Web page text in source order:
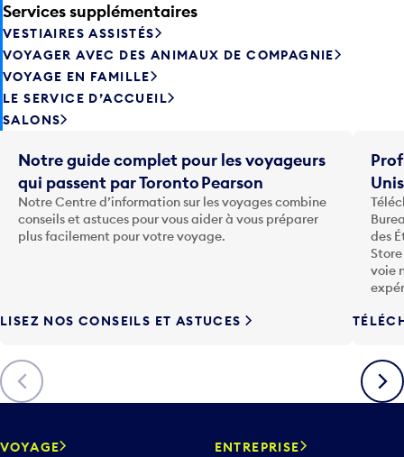
Services supplémentaires
VESTIAIRES ASSISTÉS
VOYAGER AVEC DES ANIMAUX DE COMPAGNIE
VOYAGE EN FAMILLE
LE SERVICE D’ACCUEIL
SALONS
Précédent
Notre guide complet pour les voyageurs
qui passent par Toronto Pearson
Notre Centre d’information sur les voyages combine
conseils et astuces pour vous aider à vous préparer
plus facilement pour votre voyage.
LISEZ NOS CONSEILS ET ASTUCES
des
voie
VOYAGE ENTREPRISE